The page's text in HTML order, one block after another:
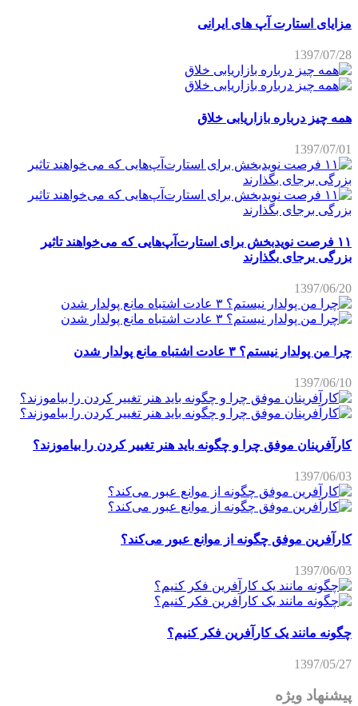
مزایای استارت آپ های ایرانی
1397/07/28
همه چیز درباره بازاریابی خلاق
1397/07/01
۱۱ فرصت نویدبخش برای استارت‌آپ‌هایی که می‌خواهند تاثیر
بزرگی برجای بگذارند
1397/06/20
چرا من پولدار نیستم؟ ۳ عادت اشتباه مانع پولدار شدن
1397/06/10
کارآفرینان موفق چرا و چگونه باید هنر تغییر کردن را بیاموزند؟
1397/06/03
کارآفرین موفق چگونه از موانع عبور می‌کند؟
1397/06/03
چگونه مانند یک کارآفرین فکر کنیم؟
1397/05/27
پیشنهاد ویژه